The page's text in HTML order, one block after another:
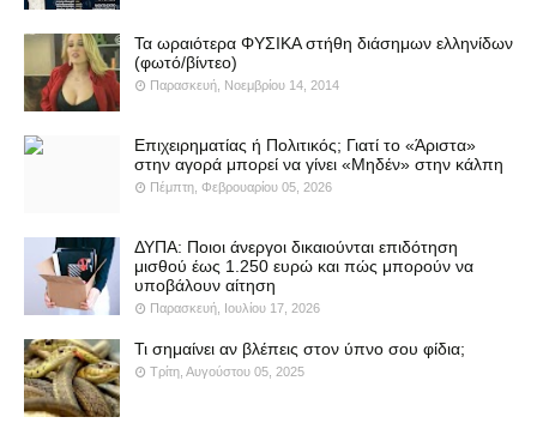
Τα ωραιότερα ΦΥΣΙΚΑ στήθη διάσημων ελληνίδων
(φωτό/βίντεο)
Παρασκευή, Νοεμβρίου 14, 2014
Επιχειρηματίας ή Πολιτικός; Γιατί το «Άριστα»
στην αγορά μπορεί να γίνει «Μηδέν» στην κάλπη
Πέμπτη, Φεβρουαρίου 05, 2026
ΔΥΠΑ: Ποιοι άνεργοι δικαιούνται επιδότηση
μισθού έως 1.250 ευρώ και πώς μπορούν να
υποβάλουν αίτηση
Παρασκευή, Ιουλίου 17, 2026
Τι σημαίνει αν βλέπεις στον ύπνο σου φίδια;
Τρίτη, Αυγούστου 05, 2025